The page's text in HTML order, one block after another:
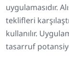
uygulamasıdır.
teklifleri
kullanılır.
tasarruf